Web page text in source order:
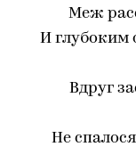
Меж
И глубоким
Вдруг
Не